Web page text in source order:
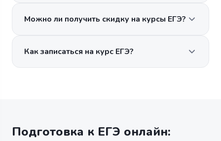
Можно ли получить скидку на курсы ЕГЭ?
Как записаться на курс ЕГЭ?
Подготовка к ЕГЭ онлайн: